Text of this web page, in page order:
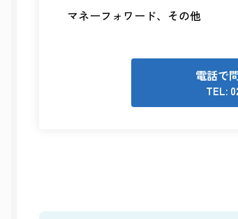
マネーフォワード、その他
電話で
TEL: